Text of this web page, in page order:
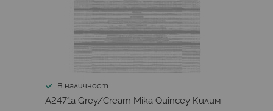
В наличност
A2471a Grey/Cream Mika Quincey Килим